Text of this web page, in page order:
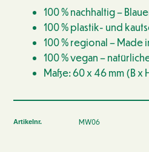
100 % nachhaltig –
100 % plastik- und
100 % regional – Made
100 % vegan –
Maße: 60 x 46 mm (B x
Artikelnr. MW06